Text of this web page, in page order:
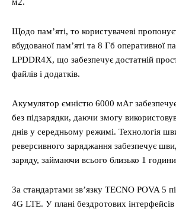
Щодо пам’яті, то користувачеві
вбудованої пам’яті та 8 Гб оперативної
LPDDR4X, що забезпечує достатній
файлів і додатків.
Акумулятор ємністю 6000 мАг
без підзарядки, даючи змогу
днів у середньому режимі. Технологія
реверсивного заряджання забезпечує
заряду, займаючи всього близько 1
За стандартами зв’язку TECNO POVA 5
4G LTE. У плані бездротових інтерфейсів